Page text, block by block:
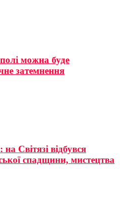
можна буде
затемнення
Світязі відбувся
спадщини, мистецтва